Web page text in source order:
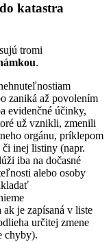
katastra
tromi
.
zaniká až povolením
evidenčné účinky,
už vznikli, zmenili
orgánu, príklepom
či inej listiny (napr.
iba na dočasné
alebo osoby
je zapísaná v liste
určitej zmene
chyby).